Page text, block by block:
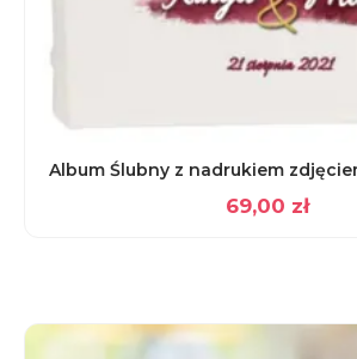
Album Ślubny z nadrukiem
69,00 zł